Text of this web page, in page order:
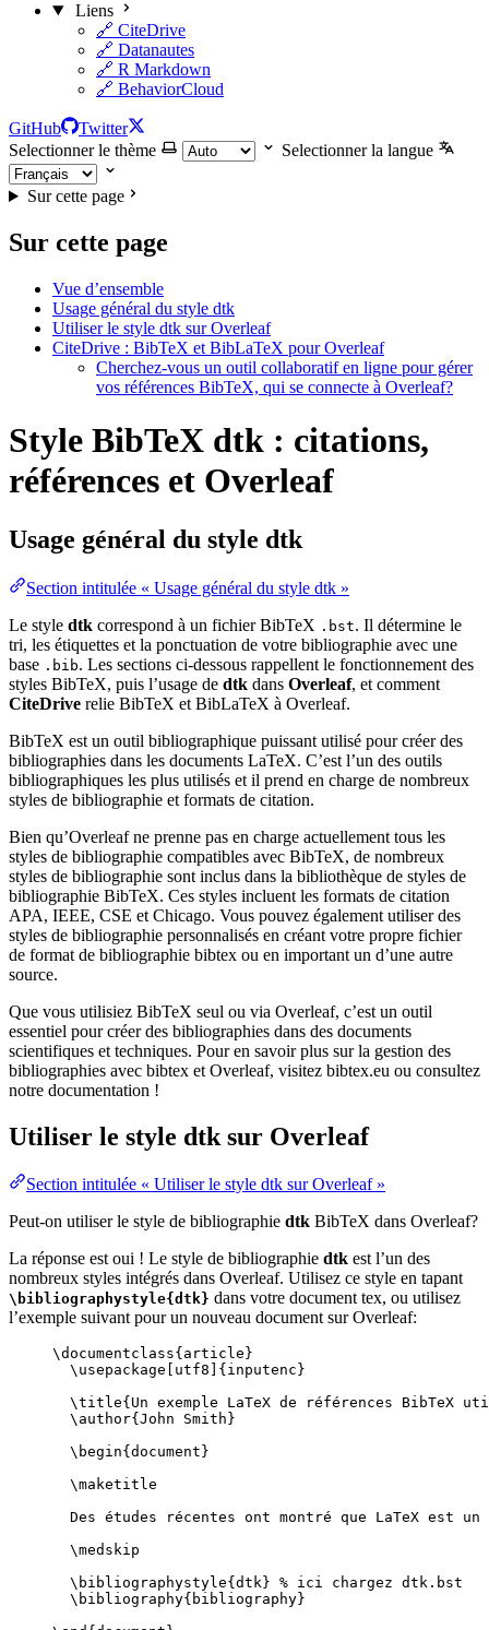
Liens
🔗 CiteDrive
🔗 Datanautes
🔗 R Markdown
🔗 BehaviorCloud
GitHub
Twitter
Selectionner le thème
Selectionner la langue
Sur cette page
Sur cette page
Vue d’ensemble
Usage général du style dtk
Utiliser le style dtk sur Overleaf
CiteDrive : BibTeX et BibLaTeX pour Overleaf
Cherchez-vous un outil collaboratif en ligne pour gérer
vos références BibTeX, qui se connecte à Overleaf?
Style BibTeX dtk : citations,
références et Overleaf
Usage général du style dtk
Section intitulée « Usage général du style dtk »
Le style dtk correspond à un fichier BibTeX .bst. Il détermine le
tri, les étiquettes et la ponctuation de votre bibliographie avec une
base .bib. Les sections ci-dessous rappellent le fonctionnement des
styles BibTeX, puis l’usage de dtk dans Overleaf, et comment
CiteDrive relie BibTeX et BibLaTeX à Overleaf.
BibTeX est un outil bibliographique puissant utilisé pour créer des
bibliographies dans les documents LaTeX. C’est l’un des outils
bibliographiques les plus utilisés et il prend en charge de nombreux
styles de bibliographie et formats de citation.
Bien qu’Overleaf ne prenne pas en charge actuellement tous les
styles de bibliographie compatibles avec BibTeX, de nombreux
styles de bibliographie sont inclus dans la bibliothèque de styles de
bibliographie BibTeX. Ces styles incluent les formats de citation
APA, IEEE, CSE et Chicago. Vous pouvez également utiliser des
styles de bibliographie personnalisés en créant votre propre fichier
de format de bibliographie bibtex ou en important un d’une autre
source.
Que vous utilisiez BibTeX seul ou via Overleaf, c’est un outil
essentiel pour créer des bibliographies dans des documents
scientifiques et techniques. Pour en savoir plus sur la gestion des
bibliographies avec bibtex et Overleaf, visitez bibtex.eu ou consultez
notre documentation !
Utiliser le style dtk sur Overleaf
Section intitulée « Utiliser le style dtk sur Overleaf »
Peut-on utiliser le style de bibliographie dtk BibTeX dans Overleaf?
La réponse est oui ! Le style de bibliographie dtk est l’un des
nombreux styles intégrés dans Overleaf. Utilisez ce style en tapant
\bibliographystyle{dtk} dans votre document tex, ou utilisez
l’exemple suivant pour un nouveau document sur Overleaf:
\documentclass{ article }
\usepackage
utf8 ]{ inputenc }
\title{Un exemple LaTeX de références
\author{John Smith}
\begin{ document }
\maketitle
Des études récentes ont montré que LaTeX est
\medskip
\bibliographystyle{dtk} % ici chargez dtk.bst
\bibliography{bibliography}